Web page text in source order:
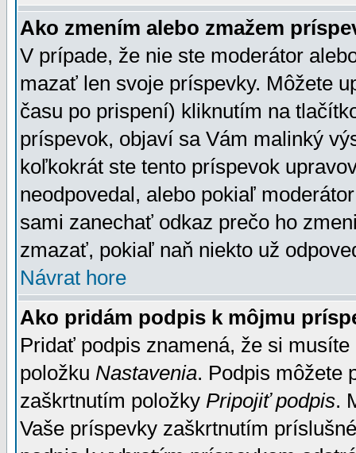
Ako zmením alebo zmažem
V prípade, že nie ste moderátor
mazať len svoje príspevky. Môžete
času po prispení) kliknutím na
príspevok, objaví sa Vám malinký
koľkokrát ste tento príspevok
neodpovedal, alebo pokiaľ
sami zanechať odkaz prečo ho
zmazať, pokiaľ naň niekto už
Návrat hore
Ako pridám podpis k môjmu
Pridať podpis znamená, že si
položku Nastavenia. Podpis môžete
zaškrtnutím položky Pripojiť podpis.
Vaše príspevky zaškrtnutím